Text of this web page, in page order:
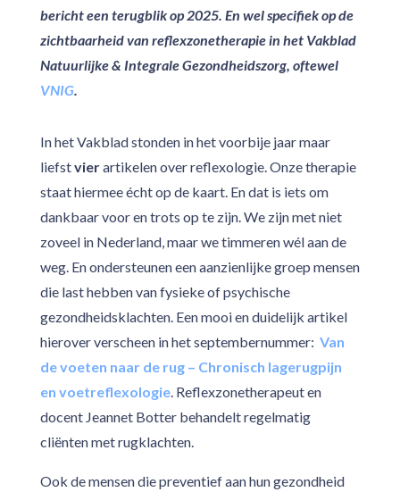
bericht een terugblik op 2025. En wel specifiek op de
zichtbaarheid van reflexzonetherapie in het Vakblad
Natuurlijke & Integrale Gezondheidszorg, oftewel
VNIG.
In het Vakblad stonden in het voorbije jaar maar
liefstvierartikelen over reflexologie. Onze therapie
staat hiermee écht op de kaart. En dat is iets om
dankbaar voor en trots op te zijn. We zijn met niet
zoveel in Nederland, maar we timmeren wél aan de
weg. En ondersteunen een aanzienlijke groep mensen
die last hebben van fysieke of psychische
gezondheidsklachten. Een mooi en duidelijk artikel
hierover verscheen in het septembernummer: Van
de voeten naar de rug – Chronisch lagerugpijn
en voetreflexologie. Reflexzonetherapeut en
docent Jeannet Botter behandelt regelmatig
cliënten met rugklachten.
Ook de mensen die preventief aan hun gezondheid